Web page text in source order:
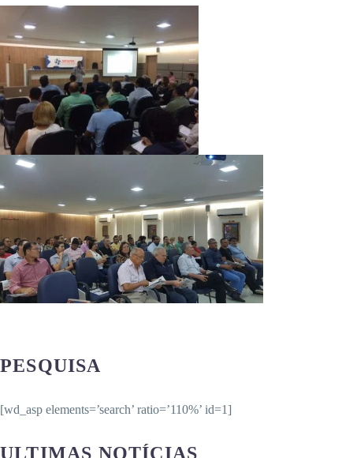
PESQUISA
[wd_asp elements=’search’ ratio=’110%’ id=1]
ULTIMAS NOTÍCIAS